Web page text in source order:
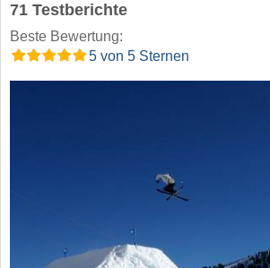
71 Testberichte
Beste Bewertung:
5 von 5 Sternen